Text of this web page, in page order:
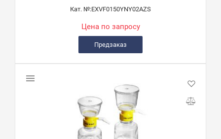
Кат. №:EXVF0150YNY02AZS
Цена по запросу
Предзаказ